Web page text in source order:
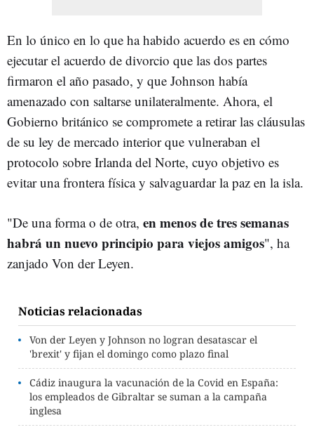
En lo único en lo que ha habido acuerdo es en cómo
ejecutar el acuerdo de divorcio que las dos partes
firmaron el año pasado, y que Johnson había
amenazado con saltarse unilateralmente. Ahora, el
Gobierno británico se compromete a retirar las cláusulas
de su ley de mercado interior que vulneraban el
protocolo sobre Irlanda del Norte, cuyo objetivo es
evitar una frontera física y salvaguardar la paz en la isla.
"De una forma o de otra, en menos de tres semanas
habrá un nuevo principio para viejos amigos", ha
zanjado Von der Leyen.
Noticias relacionadas
Von der Leyen y Johnson no logran desatascar el
'brexit' y fijan el domingo como plazo final
Cádiz inaugura la vacunación de la Covid en España:
los empleados de Gibraltar se suman a la campaña
inglesa